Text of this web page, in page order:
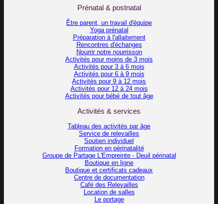
Prénatal & postnatal
Être parent, un travail d'équipe
Yoga prénatal
Préparation à l'allaitement
Rencontres d'échanges
Nourrir notre nourrisson
Activités pour moins de 3 mois
Activités pour 3 à 6 mois
Activités pour 6 à 9 mois
Activités pour 9 à 12 mois
Activités pour 12 à 24 mois
Activités pour bébé de tout âge
Activités & services
Tableau des activités par âge
Service de relevailles
Soutien individuel
Formation en périnatalité
Groupe de Partage L'Empreinte - Deuil périnatal
Boutique en ligne
Boutique et certificats cadeaux
Centre de documentation
Café des Relevailles
Location de salles
Le portage